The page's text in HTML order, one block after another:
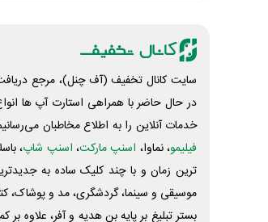
سایت کانال تخفیف (آف چنل)، مرجع
در حال حاضر با همراهی استارت آپ ها
خدمات آنلاین را به اطلاع مخاطبان
فیلیمو، نماوا، اسنپ مارکت، اسنپ شاپ،
ترین زمان و با چند کلیک ساده به
موسیقی و سینما، گردشگری، مد و پوشاک،
بستر تبلیغ بر پایه بن هدیه و آفر، علاوه